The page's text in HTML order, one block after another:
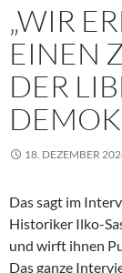
„WIR
EINEN
DER
18. DEZEMBER
Das sagt im
Historiker Ilko-
und wirft ihnen
Das ganze